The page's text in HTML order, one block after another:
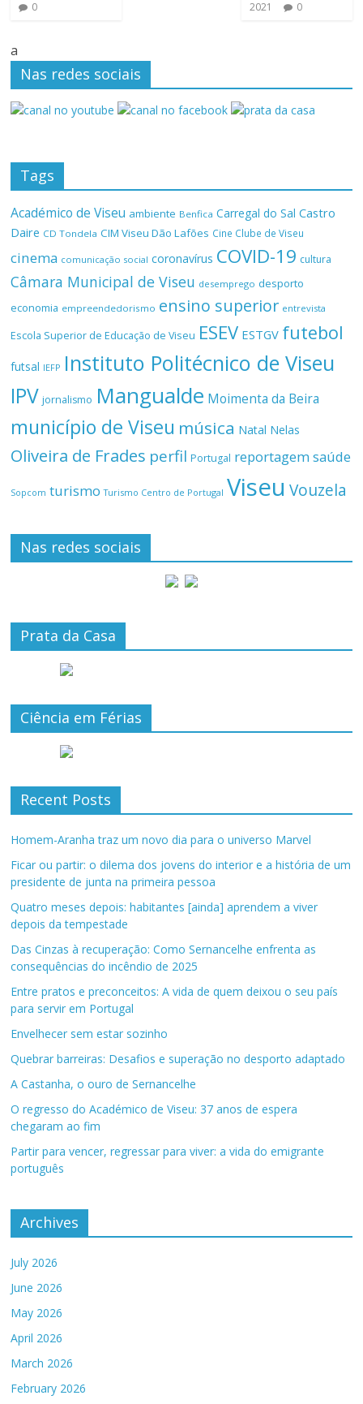
0 2021 0
a
Nas redes sociais
Tags
Académico de Viseu ambiente Benfica Carregal do Sal Castro
Daire CD Tondela CIM Viseu Dão Lafões Cine Clube de Viseu
cinema comunicação social coronavírus COVID-19 cultura
Câmara Municipal de Viseu desemprego desporto
economia empreendedorismo ensino superior entrevista
Escola Superior de Educação de Viseu ESEV ESTGV futebol
futsal IEFP Instituto Politécnico de Viseu
IPV jornalismo Mangualde Moimenta da Beira
município de Viseu música Natal Nelas
Oliveira de Frades perfil Portugal reportagemsaúde
Sopcom turismo Turismo Centro de Portugal Viseu Vouzela
Nas redes sociais
Prata da Casa
Ciência em Férias
Recent Posts
Homem-Aranha traz um novo dia para o universo Marvel
Ficar ou partir: o dilema dos jovens do interior e a história de um
presidente de junta na primeira pessoa
Quatro meses depois: habitantes [ainda] aprendem a viver
depois da tempestade
Das Cinzas à recuperação: Como Sernancelhe enfrenta as
consequências do incêndio de 2025
Entre pratos e preconceitos: A vida de quem deixou o seu país
para servir em Portugal
Envelhecer sem estar sozinho
Quebrar barreiras: Desafios e superação no desporto adaptado
A Castanha, o ouro de Sernancelhe
O regresso do Académico de Viseu: 37 anos de espera
chegaram ao fim
Partir para vencer, regressar para viver: a vida do emigrante
português
Archives
July 2026
June 2026
May 2026
April 2026
March 2026
February 2026